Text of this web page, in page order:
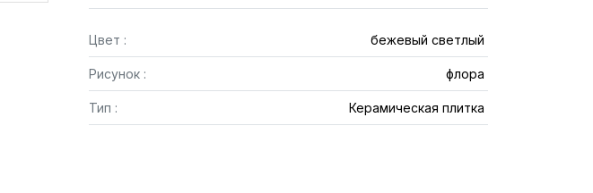
Цвет : бежевый светлый
Рисунок : флора
Тип : Керамическая плитка